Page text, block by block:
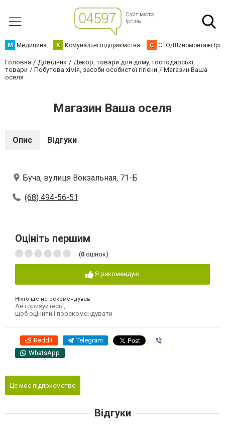
М Медицина К Комунальні підприємства С СТО/Шиномонтажі
Головна Довідник
Декор, товари для дому, господарські
товари
Побутова хімія, засоби особистої гігієни
Магазин Ваша
оселя
Магазин Ваша оселя
Опис Відгуки
Буча, вулиця Вокзальная, 71-Б
(68) 494-56-51
Оцініть першим
(0 оцінок)
Я рекомендую
Ніхто ще не рекомендував
Авторизуйтесь
щоб оцінити і порекомендувати
Reddit Telegram
WhatsApp
Це моє підприємство
Відгуки